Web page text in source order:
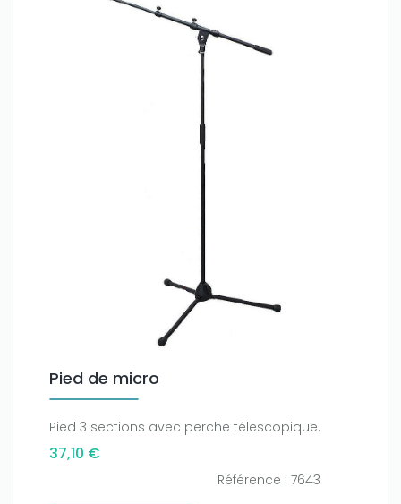
Pied de micro
Pied 3 sections avec perche télescopique.
37,10 €
Référence : 7643